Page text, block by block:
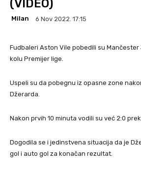
(VIDEO)
Milan 6 Nov 2022. 17:15
Fudbaleri Aston Vile pobedili su Mančester
kolu Premijer lige.
Uspeli su da pobegnu iz opasne zone
Džerarda.
Nakon prvih 10 minuta vodili su već 2:0
Dogodila se i jedinstvena situacija da je
gol i auto gol za konačan rezultat.